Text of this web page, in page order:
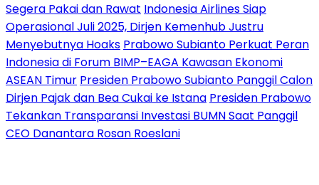
Segera Pakai dan Rawat Indonesia Airlines Siap
Operasional Juli 2025, Dirjen Kemenhub Justru
Menyebutnya Hoaks Prabowo Subianto Perkuat Peran
Indonesia di Forum BIMP–EAGA Kawasan Ekonomi
ASEAN Timur Presiden Prabowo Subianto Panggil Calon
Dirjen Pajak dan Bea Cukai ke Istana Presiden Prabowo
Tekankan Transparansi Investasi BUMN Saat Panggil
CEO Danantara Rosan Roeslani